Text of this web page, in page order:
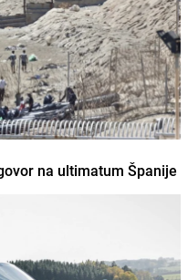
na ultimatum Španije